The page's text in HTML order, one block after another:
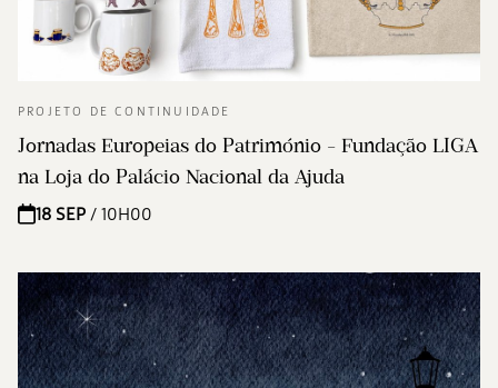
PROJETO DE CONTINUIDADE
Jornadas Europeias do Património - Fundação LIGA
na Loja do Palácio Nacional da Ajuda
18 SEP / 10H00